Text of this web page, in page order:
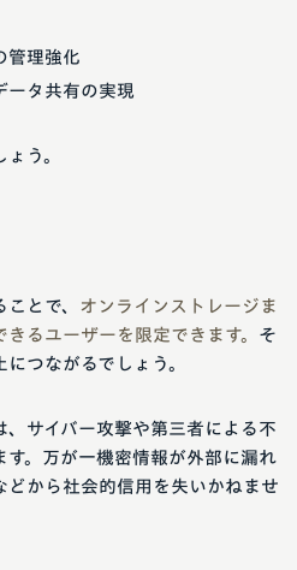
管理強化
ータ共有の実現
う。
とで、 オンラインストレージま
るユーザーを限定できます。 そ
つながるでしょう。
サイバー攻撃や第三者による不
。万が一機密情報が外部に漏れ
どから社会的信用を失いかねませ